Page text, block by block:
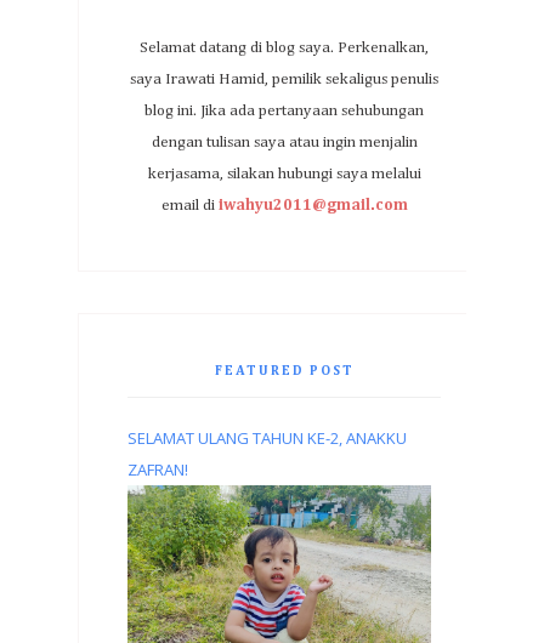
Selamat datang di blog saya. Perkenalkan,
saya Irawati Hamid, pemilik sekaligus penulis
blog ini. Jika ada pertanyaan sehubungan
dengan tulisan saya atau ingin menjalin
kerjasama, silakan hubungi saya melalui
email di iwahyu2011@gmail.com
FEATURED POST
SELAMAT ULANG TAHUN KE-2, ANAKKU
ZAFRAN!